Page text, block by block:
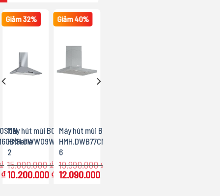
Giảm 32%
Máy hút mùi BOSCH
HMH.DWW09W851B|Serie
2
15.000.000₫
Giá
10.200.000 ₫
Giảm 40%
Máy hút mùi BOSCH
HMH.DWB77CM50|Serie
6
19.990.000₫
Giá
12.090.000
₫